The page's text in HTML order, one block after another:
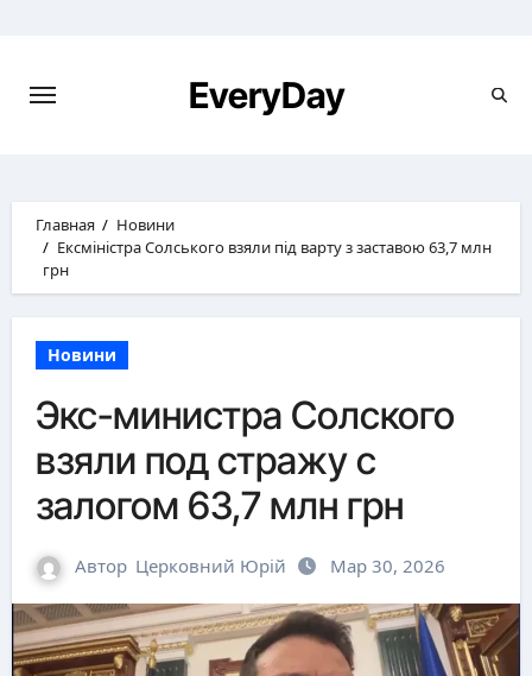
EveryDay
Главная
Новини
Ексміністра Солського взяли під варту з заставою 63,7 млн
грн
Новини
Экс-министра Солского
взяли под стражу с
залогом 63,7 млн грн
Автор Церковний Юрій Мар 30, 2026